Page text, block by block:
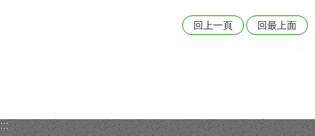
回上一頁 回最上面
:::